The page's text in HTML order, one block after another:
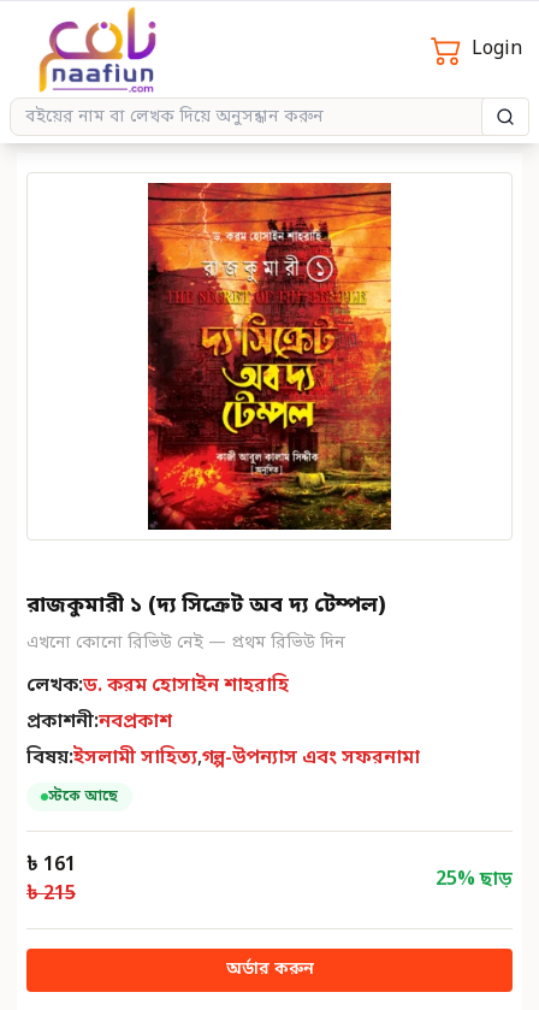
Login
রাজকুমারী ১ (দ্য সিক্রেট অব দ্য টেম্পল)
এখনো কোনো রিভিউ নেই — প্রথম রিভিউ দিন
লেখক:ড. করম হোসাইন শাহরাহি
প্রকাশনী:নবপ্রকাশ
বিষয়:ইসলামী সাহিত্য,গল্প-উপন্যাস এবং সফরনামা
স্টকে আছে
৳ 161
৳ 215
25% ছাড়
অর্ডার করুন